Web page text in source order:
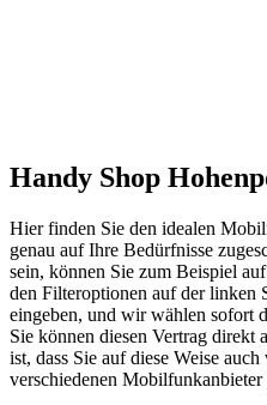
Handy Shop
Hier finden Sie den idealen
genau auf Ihre Bedürfnisse
sein, können Sie zum Beispiel
den Filteroptionen auf der linken
eingeben, und wir wählen sofort
Sie können diesen Vertrag direkt
ist, dass Sie auf diese Weise
verschiedenen